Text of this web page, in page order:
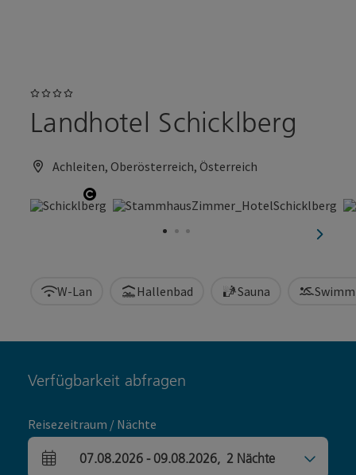
Landhotel Schicklberg
Achleiten, Oberösterreich, Österreich
Copyright öffnen
W-Lan Hallenbad Sauna
Verfügbarkeit abfragen
Reisezeitraum / Nächte
An- und Abreisefelder
07.08.2026 - 09.08.2026, 2 Nächte